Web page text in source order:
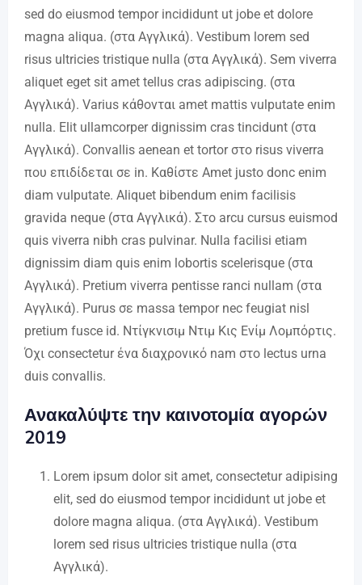
sed do eiusmod tempor incididunt ut jobe et dolore
magna aliqua. (στα Αγγλικά). Vestibum lorem sed
risus ultricies tristique nulla (στα Αγγλικά). Sem viverra
aliquet eget sit amet tellus cras adipiscing. (στα
Αγγλικά). Varius κάθονται amet mattis vulputate enim
nulla. Elit ullamcorper dignissim cras tincidunt (στα
Αγγλικά). Convallis aenean et tortor στο risus viverra
που επιδίδεται σε in. Καθίστε Amet justo donc enim
diam vulputate. Aliquet bibendum enim facilisis
gravida neque (στα Αγγλικά). Στο arcu cursus euismod
quis viverra nibh cras pulvinar. Nulla facilisi etiam
dignissim diam quis enim lobortis scelerisque (στα
Αγγλικά). Pretium viverra pentisse ranci nullam (στα
Αγγλικά). Purus σε massa tempor nec feugiat nisl
pretium fusce id. Ντίγκνισιμ Ντιμ Κις Ενίμ Λομπόρτις.
Όχι consectetur ένα διαχρονικό nam στο lectus urna
duis convallis.
Ανακαλύψτε την καινοτομία αγορών
2019
Lorem ipsum dolor sit amet, consectetur adipising
elit, sed do eiusmod tempor incididunt ut jobe et
dolore magna aliqua. (στα Αγγλικά). Vestibum
lorem sed risus ultricies tristique nulla (στα
Αγγλικά).